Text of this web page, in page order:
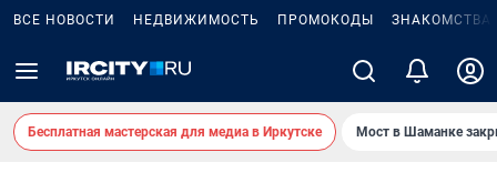
ВСЕ НОВОСТИ НЕДВИЖИМОСТЬ ПРОМОКОДЫ ЗНАКОМСТВА
Бесплатная мастерская для медиа в Иркутске Мост в Шаманке